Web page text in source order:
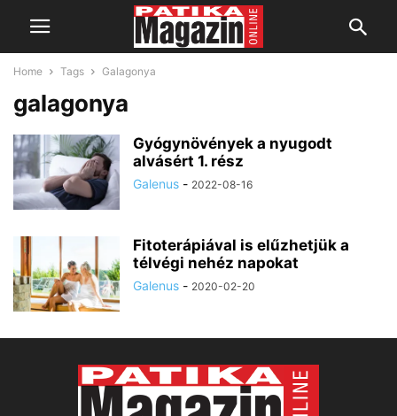
Home Tags Galagonya
galagonya
Gyógynövények a nyugodt
alvásért 1. rész
Galenus - 2022-08-16
Fitoterápiával is elűzhetjük a
télvégi nehéz napokat
Galenus - 2020-02-20